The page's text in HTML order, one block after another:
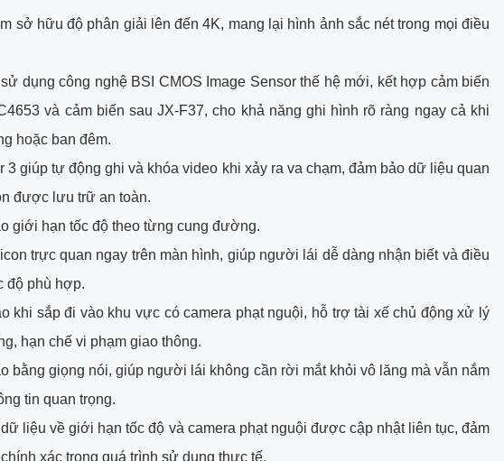
sở hữu độ phân giải lên đến 4K, mang lại hình ảnh sắc nét trong mọi điều
dụng công nghệ BSI CMOS Image Sensor thế hệ mới, kết hợp cảm biến
và cảm biến sau JX-F37, cho khả năng ghi hình rõ ràng ngay cả khi
hoặc ban đêm.
3 giúp tự động ghi và khóa video khi xảy ra va chạm, đảm bảo dữ liệu quan
được lưu trữ an toàn.
giới hạn tốc độ theo từng cung đường.
trực quan ngay trên màn hình, giúp người lái dễ dàng nhận biết và điều
độ phù hợp.
khi sắp đi vào khu vực có camera phạt nguội, hỗ trợ tài xế chủ động xử lý
hạn chế vi phạm giao thông.
bằng giọng nói, giúp người lái không cần rời mắt khỏi vô lăng mà vẫn nắm
tin quan trọng.
liệu về giới hạn tốc độ và camera phạt nguội được cập nhật liên tục, đảm
xác trong quá trình sử dụng thực tế.